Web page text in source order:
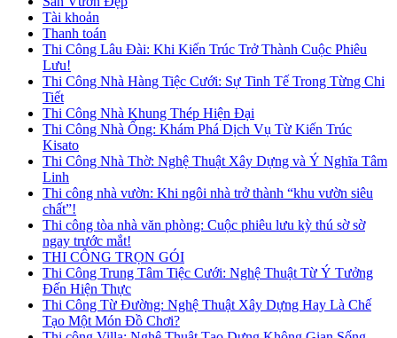
Tài khoản
Thanh toán
Thi Công Lâu Đài: Khi Kiến Trúc Trở Thành Cuộc Phiêu
Lưu!
Thi Công Nhà Hàng Tiệc Cưới: Sự Tinh Tế Trong Từng Chi
Tiết
Thi Công Nhà Khung Thép Hiện Đại
Thi Công Nhà Ống: Khám Phá Dịch Vụ Từ Kiến Trúc
Kisato
Thi Công Nhà Thờ: Nghệ Thuật Xây Dựng và Ý Nghĩa Tâm
Linh
Thi công nhà vườn: Khi ngôi nhà trở thành “khu vườn siêu
chất”!
Thi công tòa nhà văn phòng: Cuộc phiêu lưu kỳ thú sờ sờ
ngay trước mắt!
THI CÔNG TRỌN GÓI
Thi Công Trung Tâm Tiệc Cưới: Nghệ Thuật Từ Ý Tưởng
Đến Hiện Thực
Thi Công Từ Đường: Nghệ Thuật Xây Dựng Hay Là Chế
Tạo Một Món Đồ Chơi?